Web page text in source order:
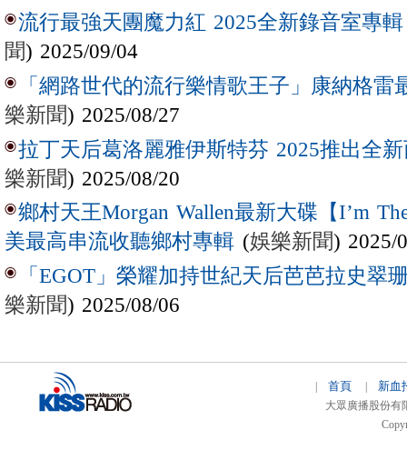
流行最強天團魔力紅 2025全新錄音室專
聞) 2025/09/04
「網路世代的流行樂情歌王子」康納格雷
樂新聞) 2025/08/27
拉丁天后葛洛麗雅伊斯特芬 2025推出全新
樂新聞) 2025/08/20
鄉村天王Morgan Wallen最新大碟【I’m
美最高串流收聽鄉村專輯 (娛樂新聞) 2025/
「EGOT」榮耀加持世紀天后芭芭拉史翠
樂新聞) 2025/08/06
首頁 新血
大眾廣播股份有